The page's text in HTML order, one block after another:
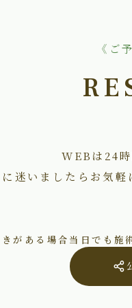
《ご
WEBは24時
迷いましたらお気軽
がある場合当日でも施